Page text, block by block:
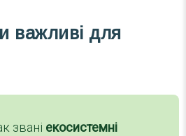
важливі для
звані екосистемні